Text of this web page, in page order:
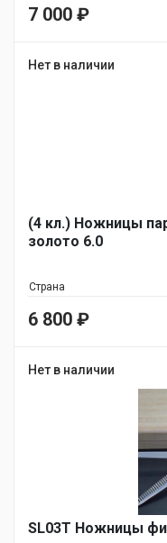
7 000 ₽
Нет в наличии
(4 кл.) Ножницы
золото 6.0
Страна
6 800 ₽
Нет в наличии
SL03T Ножницы